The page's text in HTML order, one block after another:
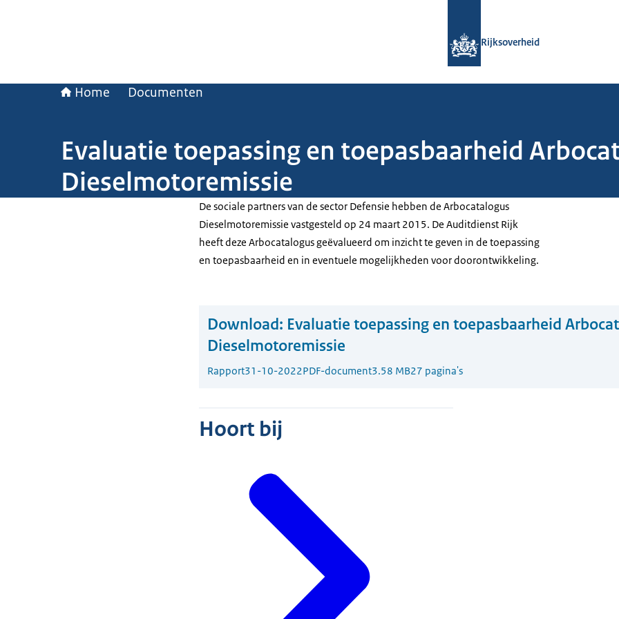
Rijksoverheid
Home Documenten
Evaluatie toepassing en toepasbaarheid
Dieselmotoremissie
De sociale partners van de sector Defensie hebben de Arbocatalogus
Dieselmotoremissie vastgesteld op 24 maart 2015. De Auditdienst Rijk
heeft deze Arbocatalogus geëvalueerd om inzicht te geven in de toepassing
en toepasbaarheid en in eventuele mogelijkheden voor doorontwikkeling.
Download: Evaluatie toepassing en toepasbaarheid
Dieselmotoremissie
Rapport31-10-2022PDF-document3.58 MB27 pagina's
Hoort bij